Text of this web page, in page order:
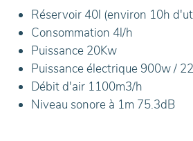
Réservoir 40l (environ 10h
Consommation 4l/h
Puissance 20Kw
Puissance électrique 900w /
Débit d'air 1100m3/h
Niveau sonore à 1m 75.3dB